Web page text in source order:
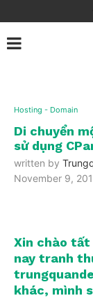
Hosting - Domain
Di chuyển
sử dụng
written by
November 9,
Xin chào tất
nay tranh
khác, mình